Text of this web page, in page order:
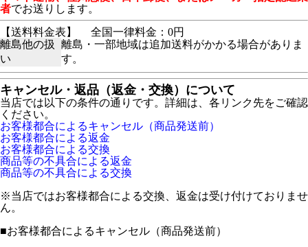
者でお送りします。
【送料料金表】
全国一律料金：0円
離島他の扱
い
離島・一部地域は追加送料がかかる場合がありま
す。
キャンセル・返品（返金・交換）について
当店では以下の条件の通りです。詳細は、各リンク先をご確認
ください。
お客様都合によるキャンセル（商品発送前）
お客様都合による返金
お客様都合による交換
商品等の不具合による返金
商品等の不具合による交換
※当店ではお客様都合による交換、返金は受け付けておりませ
ん。
■お客様都合によるキャンセル（商品発送前）